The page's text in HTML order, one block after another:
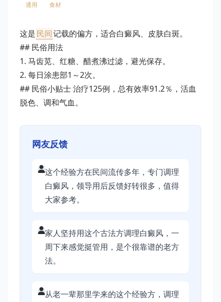
通用
食材
这是民间记载的偏方，适合白癜风、皮肤白斑。
## 民俗用法
1. 马齿苋、红糖、醋煮沸过滤，避光保存。
2. 每日涂患部1～2次。
## 民俗小贴士 治疗125例，总有效率91.2％，活血
脱色、调和气血。
网友反馈
这个经验方在民间流传多年，专门调理
白癜风，领导用后反馈好转很多，值得
大家参考。
家人坚持用这个古法方调理白癜风，一
周下来感觉挺管用，是个很靠谱的老方
法。
从老一辈那里学来的这个经验方，调理